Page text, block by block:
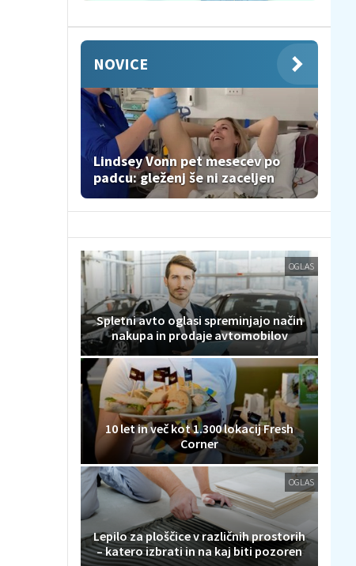
NOVICE
Lindsey Vonn pet mesecev po
padcu: gleženj še ni zaceljen
OGLAS
Spletni avto oglasi spreminjajo način
nakupa in prodaje avtomobilov
10 let in več kot 1.300 lokacij Fresh
Corner
OGLAS
Lepilo za ploščice v različnih prostorih
– katero izbrati in na kaj biti pozoren